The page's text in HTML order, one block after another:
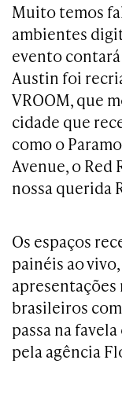
Muito temos
ambientes
evento
Austin foi
VROOM, que
cidade que
como o
Avenue, o
nossa querida
Os espaços
painéis ao
brasileiros
passa na
pela agência